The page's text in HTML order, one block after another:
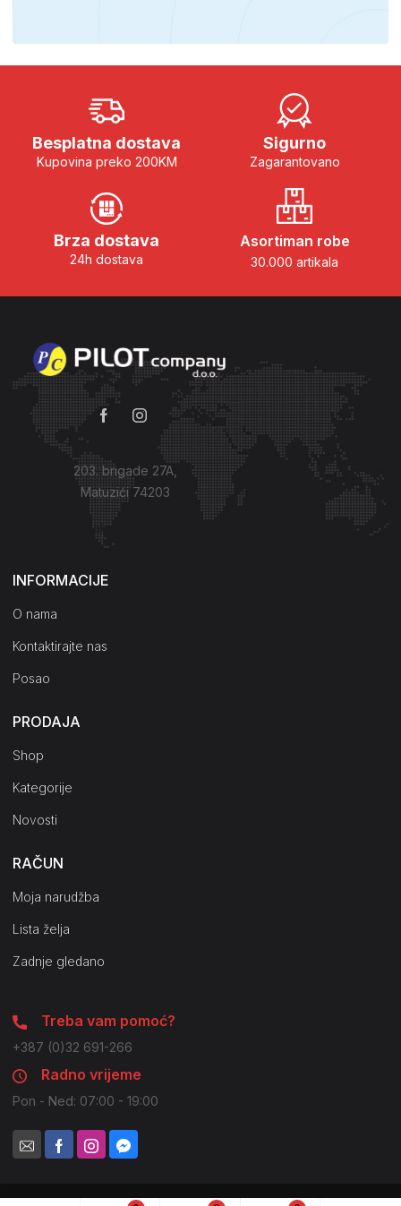
Besplatna dostava
Kupovina preko 200KM
Sigurno
Zagarantovano
Brza dostava
24h dostava
Asortiman robe
30.000 artikala
203. brigade 27A,
Matuzići 74203
Kako do nas?
INFORMACIJE
O nama
Kontaktirajte nas
Posao
PRODAJA
Shop
Kategorije
Novosti
RAČUN
Moja narudžba
Lista želja
Zadnje gledano
Treba vam pomoć?
+387 (0)32 691-266
Radno vrijeme
Pon - Ned: 07:00 - 19:00